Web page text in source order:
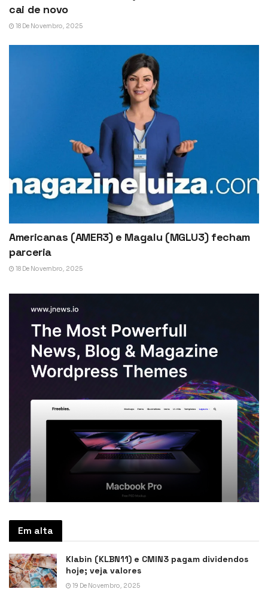
cai de novo
18 De Novembro, 2025
Americanas (AMER3) e Magalu (MGLU3) fecham
parceria
18 De Novembro, 2025
Em alta
Klabin (KLBN11) e CMIN3 pagam dividendos
hoje; veja valores
19 De Novembro, 2025